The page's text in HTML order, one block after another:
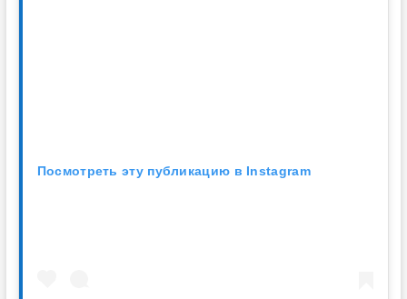
Посмотреть эту публикацию в Instagram